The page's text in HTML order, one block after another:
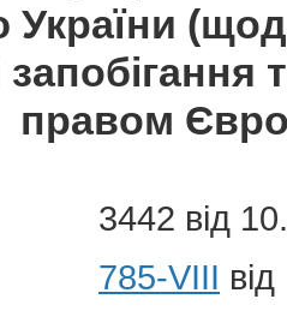
правом
3442 від
785-VIII